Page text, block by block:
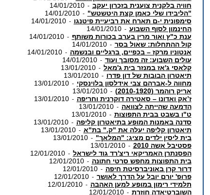
חוויה בלקנית צוענית בזכרון יעקב -
14/01/2010
"הליבידו שלי כאמן קצת היטשטש" -
14/01/2010
סימפונית י-ם תארח את רביעיית פיטנגו -
14/01/2010
החינמון לסוף השבוע -
14/01/2010
ענת כ"ץ ואור מרין בערב בכורות משותף -
14/01/2010
קול ההתחלות: שאול בסר -
14/01/2010
אנטוניו מרקז – בכפיים, ברגליים ובנשמה -
14/01/2010
עולים השבוע: זה מסובך ועוד -
14/01/2010
קלאסי ג'אז במנזר בית ג'מאל -
13/01/2010
תיאטרון הבובות של דון פדרו -
13/01/2010
מחווה ל-אברהם צבי אידלסון בלוינסקי -
13/01/2010
אריק רוהמר (2010-1920)
-
13/01/2010
ז’אק ואדונו – סאטירה דוקרנית וחריפה -
13/01/2010
הדמעה שהייתה לצוואה -
13/01/2010
ט"ו בשבט בבית התפוצות -
13/01/2010
סדנה באמנות המופע בתיאטרון קליפה -
13/01/2010
תיאטרון קליפה יעלה את "ק." בת"א -
13/01/2010
בית ליסין ילדים מציג: "המלאך" -
13/01/2010
פסטיבל אשה 2010
-
13/01/2010
הפסנתרן האמריקאי ריצ'רד גוד לישראל -
12/01/2010
בית התפוצות מחפש סרטי חתונה -
12/01/2010
דרור קרן באוניברסיטת חיפה -
12/01/2010
פרופ' יורם יובל על הדרך לאושר -
12/01/2010
תלמידי רימון במופע למען האהבה -
12/01/2010
השוברטיאדה חוזרת -
12/01/2010